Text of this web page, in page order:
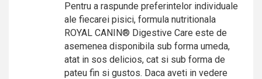
Pentru a raspunde preferintelor individuale
ale fiecarei pisici, formula nutritionala
ROYAL CANIN® Digestive Care este de
asemenea disponibila sub forma umeda,
atat in sos delicios, cat si sub forma de
pateu fin si gustos. Daca aveti in vedere